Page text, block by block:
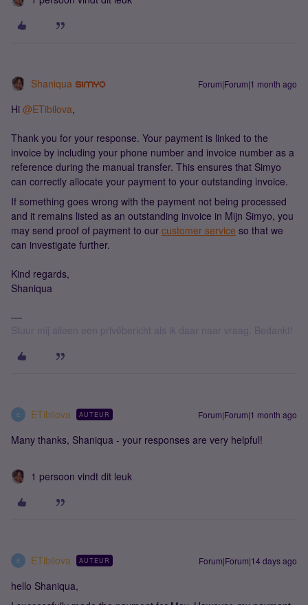
Shaniqua Forum|Forum|1 month ago
Hi ​ @ETibilova,
Thank you for your response. Your payment is linked to the
invoice by including your phone number and invoice number as a
reference during the manual transfer. This ensures that Simyo
can correctly allocate your payment to your outstanding invoice.
If something goes wrong with the payment not being processed
and it remains listed as an outstanding invoice in Mijn Simyo, you
may send proof of payment to our customer service so that we
can investigate further.
Kind regards,
Shaniqua
Stuur mij alleen een privébericht als ik daar naar vraag. Bedankt!
E ETibilova AUTEUR Forum|Forum|1 month ago
Many thanks, Shaniqua - your responses are very helpful!
1 persoon vindt dit leuk
E ETibilova AUTEUR Forum|Forum|14 days ago
hello Shaniqua,